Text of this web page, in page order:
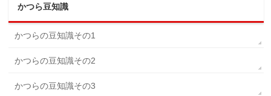
かつら豆知識
かつらの豆知識その1
かつらの豆知識その2
かつらの豆知識その3